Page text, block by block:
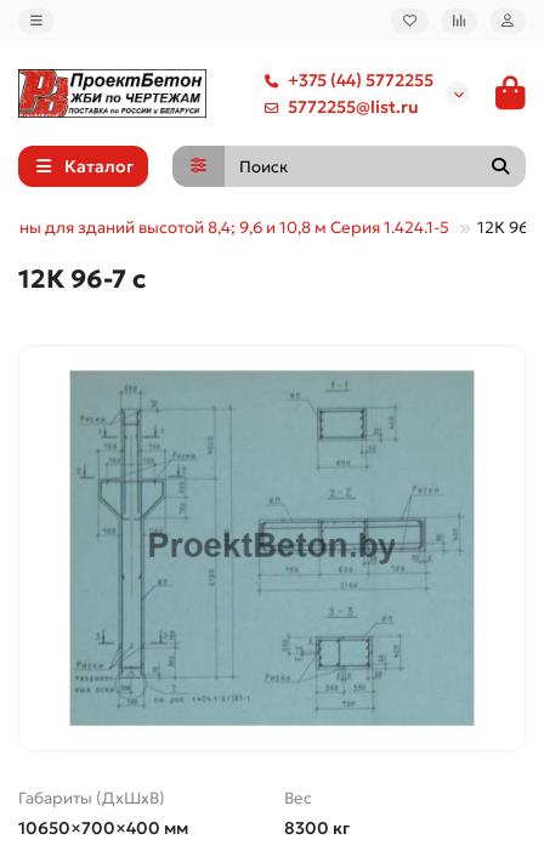
+375 (44) 5772255
5772255@list.ru
Каталог
для зданий высотой 8,4; 9,6 и 10,8 м Серия 1.424.1-5 12К 96-7
12К 96-7 с
Габариты (ДхШхВ)
10650×700×400 мм
Вес
8300 кг